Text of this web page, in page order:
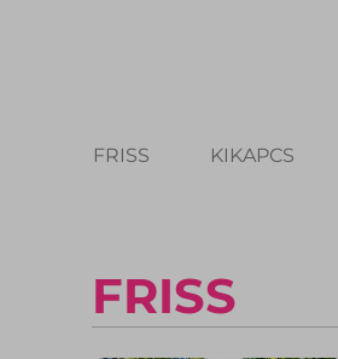
FRISS KIKAPCS
FRISS